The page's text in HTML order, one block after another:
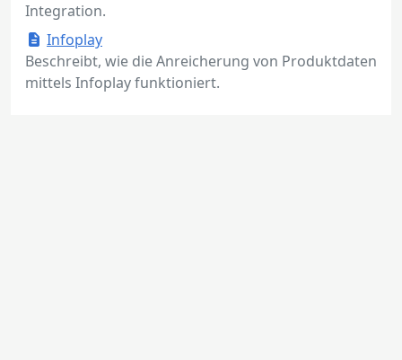
Integration.
Infoplay
Beschreibt, wie die Anreicherung von Produktdaten
mittels Infoplay funktioniert.